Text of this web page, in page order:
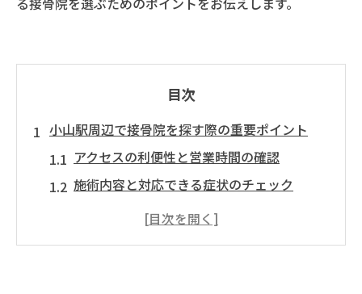
目次
小山駅周辺で接骨院を探す際の重要ポイント
アクセスの利便性と営業時間の確認
施術内容と対応できる症状のチェック
スタッフの資格と経験について